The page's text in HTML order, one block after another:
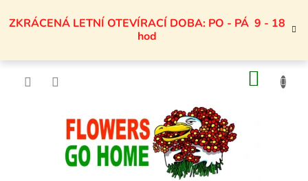
naZKRÁCENÁ LETNÍ OTEVÍRACÍ DOBA: PO - PÁ 9 - 18
hod